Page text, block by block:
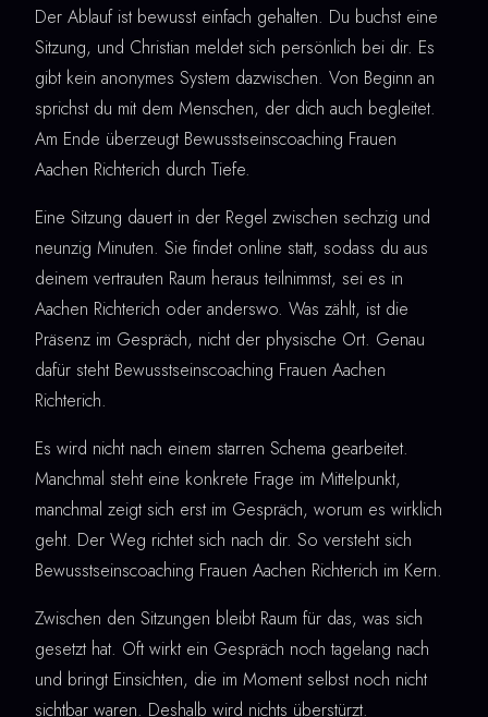
Der Ablauf ist bewusst einfach gehalten. Du buchst eine
Sitzung, und Christian meldet sich persönlich bei dir. Es
gibt kein anonymes System dazwischen. Von Beginn an
sprichst du mit dem Menschen, der dich auch begleitet.
Am Ende überzeugt Bewusstseinscoaching Frauen
Aachen Richterich durch Tiefe.
Eine Sitzung dauert in der Regel zwischen sechzig und
neunzig Minuten. Sie findet online statt, sodass du aus
deinem vertrauten Raum heraus teilnimmst, sei es in
Aachen Richterich oder anderswo. Was zählt, ist die
Präsenz im Gespräch, nicht der physische Ort. Genau
dafür steht Bewusstseinscoaching Frauen Aachen
Richterich.
Es wird nicht nach einem starren Schema gearbeitet.
Manchmal steht eine konkrete Frage im Mittelpunkt,
manchmal zeigt sich erst im Gespräch, worum es wirklich
geht. Der Weg richtet sich nach dir. So versteht sich
Bewusstseinscoaching Frauen Aachen Richterich im Kern.
Zwischen den Sitzungen bleibt Raum für das, was sich
gesetzt hat. Oft wirkt ein Gespräch noch tagelang nach
und bringt Einsichten, die im Moment selbst noch nicht
sichtbar waren. Deshalb wird nichts überstürzt.